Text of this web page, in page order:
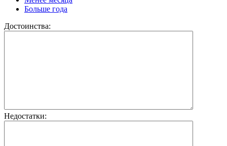
Больше года
Достоинства:
Недостатки: